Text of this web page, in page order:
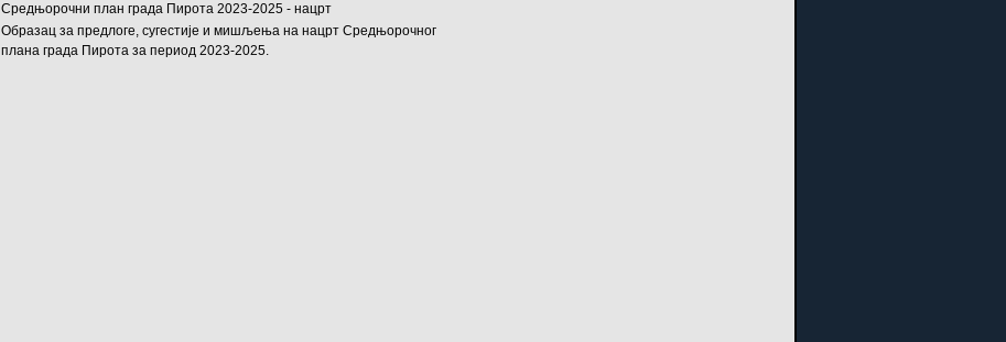
Средњорочни план града Пирота 2023-2025 - нацрт
Образац за предлоге, сугестије и мишљења на нацрт Средњорочног
плана града Пирота за период 2023-2025.